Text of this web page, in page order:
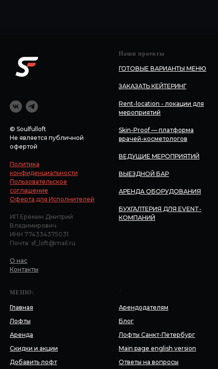
© Soulfulloft
Не является публичной
офертой
Политика
конфиденциальности
Пользовательское
соглашение
Оферта для Исполнителей
ИП Ерёмин Дмитрий
Владимирович
ИНН 774334375031
Почта: sf_loft@mail.ru
О нас
Контакты
Наши проекты
ГОТОВЫЕ ВАРИАНТЫ МЕНЮ
ЗАКАЗАТЬ КЕЙТЕРИНГ
Rent-location - локации для
мероприятий
Skin-Proof — платформа
врачей-косметологов
ВЕДУЩИЕ МЕРОПРИЯТИЙ
ВЫЕЗДНОЙ БАР
АРЕНДА ОБОРУДОВАНИЯ
БУХГАЛТЕРИЯ ДЛЯ EVENT-
КОМПАНИЙ
МЕНЮ:
Главная
Лофты
Аренда
Скидки и акции
Добавить лофт
Арендодателям
Блог
Лофты Санкт-Петербург
Main page english version
Ответы на вопросы